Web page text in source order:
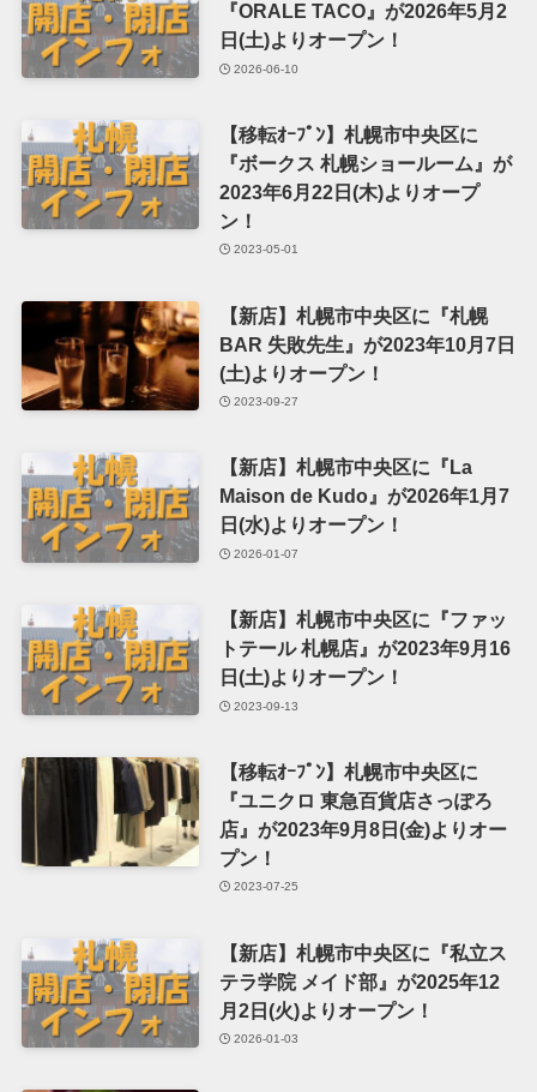
『ORALE TACO』が2026年5月2
日(土)よりオープン！
2026-06-10
【移転ｵｰﾌﾟﾝ】札幌市中央区に
『ボークス 札幌ショールーム』が
2023年6月22日(木)よりオープ
ン！
2023-05-01
【新店】札幌市中央区に『札幌
BAR 失敗先生』が2023年10月7日
(土)よりオープン！
2023-09-27
【新店】札幌市中央区に『La
Maison de Kudo』が2026年1月7
日(水)よりオープン！
2026-01-07
【新店】札幌市中央区に『ファッ
トテール 札幌店』が2023年9月16
日(土)よりオープン！
2023-09-13
【移転ｵｰﾌﾟﾝ】札幌市中央区に
『ユニクロ 東急百貨店さっぽろ
店』が2023年9月8日(金)よりオー
プン！
2023-07-25
【新店】札幌市中央区に『私立ス
テラ学院 メイド部』が2025年12
月2日(火)よりオープン！
2026-01-03